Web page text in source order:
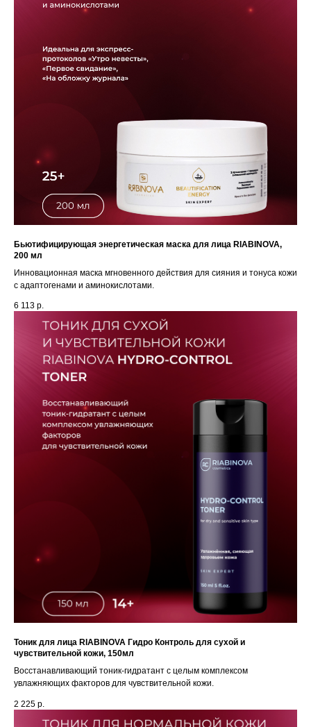
Бьютифицирующая энергетическая маска для лица RIABINOVA,
200 мл
Инновационная маска мгновенного действия для сияния и тонуса кожи
с адаптогенами и аминокислотами.
6 113 р.
Тоник для лица RIABINOVA Гидро Контроль для сухой и
чувствительной кожи, 150мл
Восстанавливающий тоник-гидратант с целым комплексом
увлажняющих факторов для чувствительной кожи.
2 225 р.